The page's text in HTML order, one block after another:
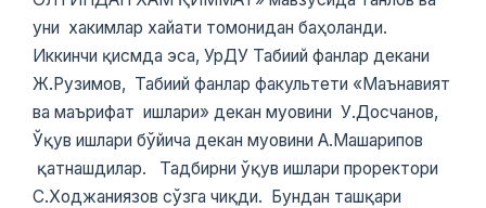
уни хакимлар хайати томонидан баҳоланди.
Иккинчи қисмда эса, УрДУ Табиий фанлар декани
Ж.Рузимов, Табиий фанлар факультети «Маънавият
ва маърифат ишлари» декан муовини У.Досчанов,
Ўқув ишлари бўйича декан муовини А.Машарипов
қатнашдилар. Тадбирни ўқув ишлари проректори
С.Ходжаниязов сўзга чиқди. Бундан ташқари